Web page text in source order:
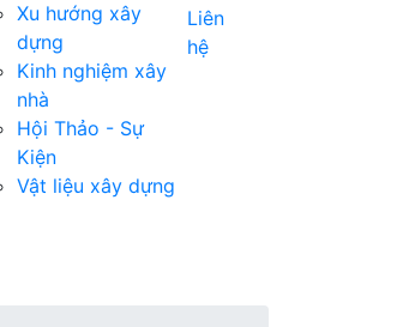
Xu hướng xây
dựng
Kinh nghiệm xây
nhà
Hội Thảo - Sự
Kiện
Vật liệu xây dựng
Liên
hệ